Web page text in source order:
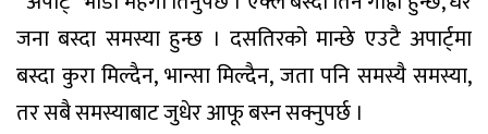
जना बस्दा समस्या हुन्छ । दसतिरको मान्छे एउटै अपार्ट्मा
बस्दा कुरा मिल्दैन, भान्सा मिल्दैन, जता पनि समस्यै समस्या,
तर सबै समस्याबाट जुधेर आफू बस्न सक्नुपर्छ ।